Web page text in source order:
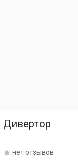
Дивертор
нет отзывов